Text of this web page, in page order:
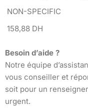
NON-SPECIFIC
158,88 DH
Besoin d’aide ?
Notre équipe
vous conseiller et
soit pour un
urgent.